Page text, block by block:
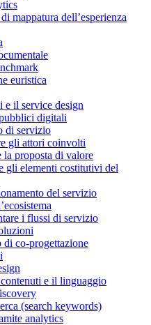
mappatura dell’esperienza
euristica
e il service design
digitali
di servizio
gli attori coinvolti
la proposta di valore
gli elementi costitutivi del
del servizio
i flussi di servizio
di co-progettazione
e il linguaggio
(search keywords)
analytics